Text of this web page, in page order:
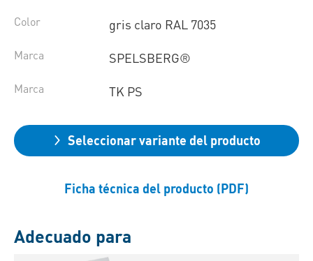
Color gris claro RAL 7035
Marca SPELSBERG®
Marca TK PS
Seleccionar variante del producto
Ficha técnica del producto (PDF)
Adecuado para